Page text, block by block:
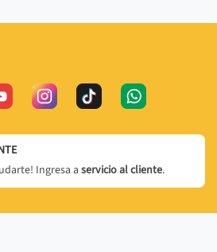
Ingresa a servicio al cliente.